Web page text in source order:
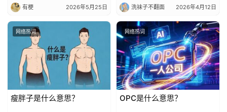
有梗 2026年5月25日 洗袜子不翻面 2026年4月12日
网络热词
瘦胖子是什么意思？
网络热词
OPC是什么意思？